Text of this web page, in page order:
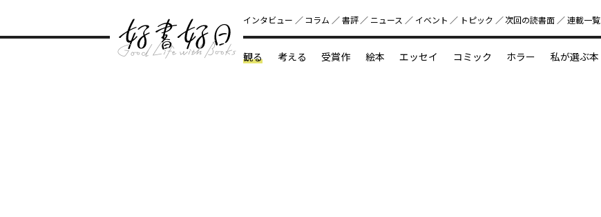
好書好日
インタビュー コラム 書評 ニュース イベント トピック 次回の読書⾯ 連載一覧
観る 考える 受賞作 絵本 エッセイ コミック ホラー 私が選ぶ本